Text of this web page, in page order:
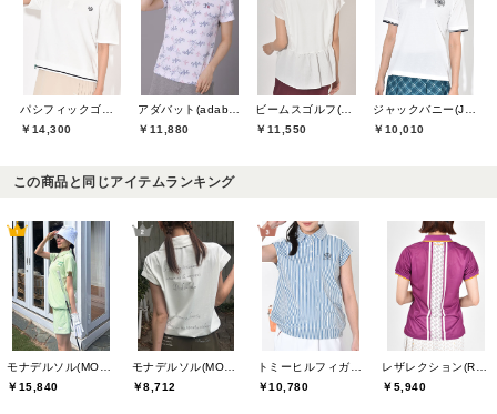
￥14,300
￥11,880
￥11,550
￥10,010
この商品と同じアイテムランキング
￥15,840
￥8,712
￥10,780
￥5,940